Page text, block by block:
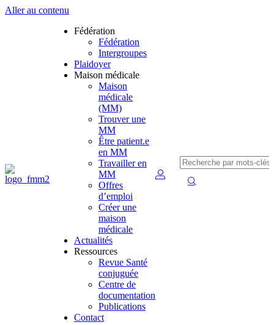
Aller au contenu
Fédération
Fédération
Intergroupes
Plaidoyer
Maison médicale
Maison
médicale
(MM)
Trouver une
MM
Être patient.e
en MM
Travailler en
MM
Offres
d’emploi
Créer une
maison
médicale
Actualités
Ressources
Revue Santé
conjuguée
Centre de
documentation
Publications
Contact